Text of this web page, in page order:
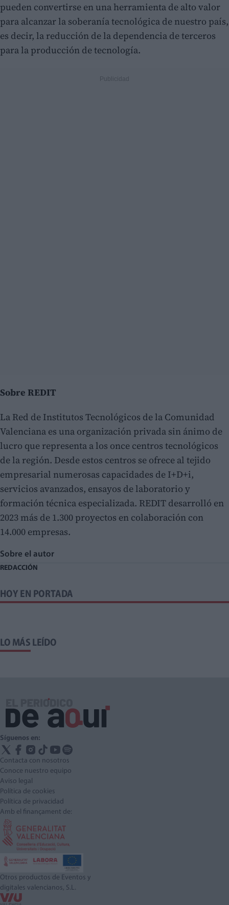
pueden convertirse en una herramienta de alto valor
para alcanzar la soberanía tecnológica de nuestro país,
es decir, la reducción de la dependencia de terceros
para la producción de tecnología.
Sobre REDIT
La Red de Institutos Tecnológicos de la Comunidad
Valenciana es una organización privada sin ánimo de
lucro que representa a los once centros tecnológicos
de la región. Desde estos centros se ofrece al tejido
empresarial numerosas capacidades de I+D+i,
servicios avanzados, ensayos de laboratorio y
formación técnica especializada. REDIT desarrolló en
2023 más de 1.300 proyectos en colaboración con
14.000 empresas.
Sobre el autor
REDACCIÓN
HOY EN PORTADA
LO MÁS LEÍDO
Síguenos en:
Contacta con nosotros
Conoce nuestro equipo
Aviso legal
Política de cookies
Política de privacidad
Amb el finançament de:
Otros productos de Eventos y
digitales valencianos, S.L.